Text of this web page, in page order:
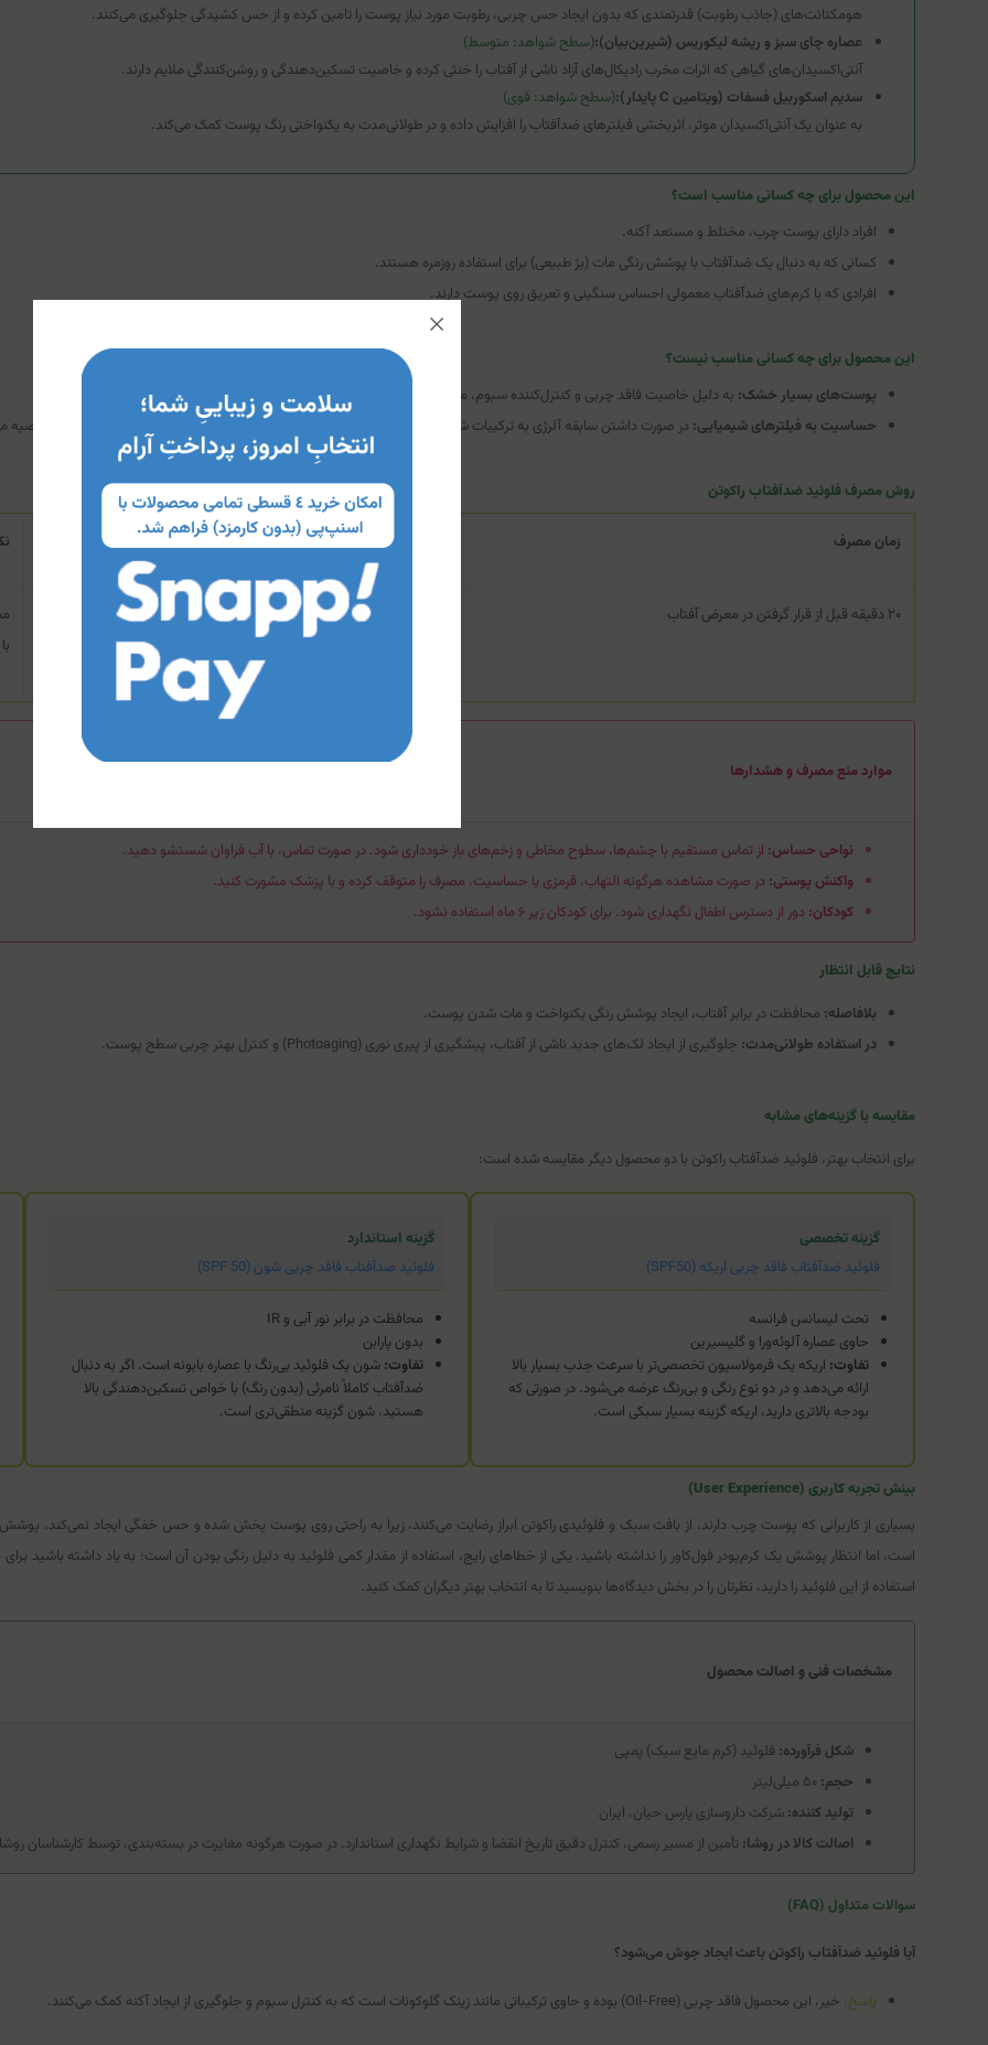
هومکتانت‌های (جاذب رطوبت) قدرتمندی که بدون ایجاد حس چربی، رطوبت مورد نیاز پوست را تامین کرده و از حس کشیدگی جلوگیری می‌کنند.
عصاره چای سبز و ریشه لیکوریس (شیرین‌بیان):(سطح شواهد: متوسط)
آنتی‌اکسیدان‌های گیاهی که اثرات مخرب رادیکال‌های آزاد ناشی از آفتاب را خنثی کرده و خاصیت تسکین‌دهندگی و روشن‌کنندگی ملایم دارند.
سدیم اسکوربیل فسفات (ویتامین C پایدار):
(سطح شواهد: قوی)
به عنوان یک آنتی‌اکسیدان موثر، اثربخشی فیلترهای ضدآفتاب را افزایش داده و در طولانی‌مدت به یکنواختی رنگ پوست کمک می‌کند.
این محصول برای چه کسانی مناسب است؟
افراد دارای پوست چرب، مختلط و مستعد آکنه.
کسانی که به دنبال یک ضدآفتاب با پوشش رنگی مات (بژ طبیعی) برای استفاده روزمره هستند.
افرادی که با کرم‌های ضدآفتاب معمولی احساس سنگینی و تعریق روی پوست دارند.
این محصول برای چه کسانی مناسب نیست؟
پوست‌های بسیار خشک: به دلیل خاصیت فاقد چربی و کنترل‌کننده سبوم، ممکن است رطوبت کافی برای پوست‌های بسیار خشک و آتوپیک را تامین نکند.
حساسیت به فیلترهای شیمیایی: در صورت داشتن سابقه آلرژی به ترکیبات شیمیایی ضدآفتاب، مصرف با احتیاط یا جایگزینی با ضدآفتاب‌های ۱۰۰٪ فیزیکی توصیه می‌شود.
روش مصرف فلوئید ضدآفتاب راکوتن
زمان مصرف نحوه استفاده
۲۰ دقیقه قبل از قرار گرفتن در معرض آفتاب
مقدار کافی از فلوئید (حدود دو انگشت) را روی پوست تمیز صورت و گردن
موارد منع مصرف و هشدارها
نواحی حساس: از تماس مستقیم با چشم‌ها، سطوح مخاطی و زخم‌های باز خودداری شود. در صورت تماس، با آب فراوان شستشو دهید.
واکنش پوستی:در صورت مشاهده هرگونه التهاب، قرمزی یا حساسیت، مصرف را متوقف کرده و با پزشک مشورت کنید.
کودکان:دور از دسترس اطفال نگهداری شود. برای کودکان زیر ۶ ماه استفاده نشود.
نتایج قابل انتظار
بلافاصله: محافظت در برابر آفتاب، ایجاد پوشش رنگی یکنواخت و مات شدن پوست.
در استفاده طولانی‌مدت: جلوگیری از ایجاد لک‌های جدید ناشی از آفتاب، پیشگیری از پیری نوری (Photoaging) و کنترل بهتر چربی سطح پوست.
مقایسه با گزینه‌های مشابه
برای انتخاب بهتر، فلوئید ضدآفتاب راکوتن با دو محصول دیگر مقایسه شده است:
گزینه تخصصی
فلوئید ضدآفتاب فاقد چربی اریکه (SPF50)
تحت لیسانس فرانسه
حاوی عصاره آلوئه‌ورا و گلیسیرین
تفاوت: اریکه یک فرمولاسیون تخصصی‌تر با سرعت جذب بسیار بالا
ارائه می‌دهد و در دو نوع رنگی و بی‌رنگ عرضه می‌شود. در صورتی که
بودجه بالاتری دارید، اریکه گزینه بسیار سبکی است.
گزینه استاندارد
فلوئید ضدآفتاب فاقد چربی شون (SPF 50)
محافظت در برابر نور آبی و IR
بدون پارابن
تفاوت:شون یک فلوئید بی‌رنگ با عصاره بابونه است. اگر به دنبال
ضدآفتاب کاملاً نامرئی (بدون رنگ) با خواص تسکین‌دهندگی بالا
هستید، شون گزینه منطقی‌تری است.
بینش تجربه کاربری (User Experience)
بسیاری از کاربرانی که پوست چرب دارند، از بافت سبک و فلوئیدی راکوتن ابراز رضایت می‌کنند، زیرا به راحتی روی پوست پخش شده و حس خفگی ایجاد نمی‌کند.
است، اما انتظار پوشش یک کرم‌پودر فول‌کاور را نداشته باشید. یکی از خطاهای رایج، استفاده از مقدار کمی فلوئید به دلیل رنگی بودن آن است؛ به یاد داشته باشید
استفاده از این فلوئید را دارید، نظرتان را در بخش دیدگاه‌ها بنویسید تا به انتخاب بهتر دیگران کمک کنید.
مشخصات فنی و اصالت محصول
شکل فرآورده: فلوئید (کرم مایع سبک) پمپی
حجم:
تولید کننده:شرکت داروسازی پارس حیان، ایران
اصالت کالا در روشا:تأمین از مسیر رسمی، کنترل دقیق تاریخ انقضا و شرایط نگهداری استاندارد. در صورت هرگونه مغایرت در بسته‌بندی، توسط کارشناسان
سوالات متداول (FAQ)
آیا فلوئید ضدآفتاب راکوتن باعث ایجاد جوش می‌شود؟
پاسخ: خیر، این محصول فاقد چربی (Oil-Free) بوده و حاوی ترکیباتی مانند زینک گلوکونات است که به کنترل سبوم و جلوگیری از ایجاد آکنه کمک می‌کنند.